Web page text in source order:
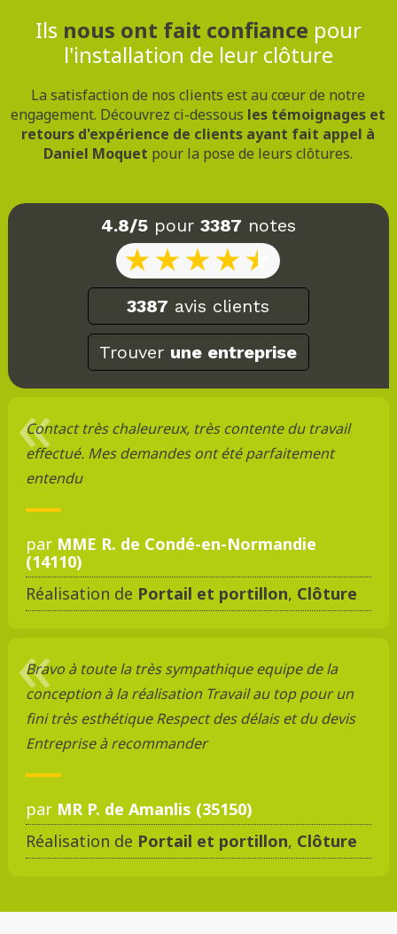
Ils nous ont fait confiance pour
l'installation de leur clôture
La satisfaction de nos clients est au cœur de notre
engagement. Découvrez ci-dessous les témoignages et
retours d'expérience de clients ayant fait appel à
Daniel Moquet pour la pose de leurs clôtures.
4.8/5pour 3387 notes
3387 avis clients
Trouver une entreprise
Contact très chaleureux, très contente du travail
effectué. Mes demandes ont été parfaitement
entendu
par MME R. de Condé-en-Normandie
(14110)
Réalisation de Portail et portillon, Clôture
Bravo à toute la très sympathique equipe de la
conception à la réalisation Travail au top pour un
fini très esthétique Respect des délais et du devis
Entreprise à recommander
par MR P. de Amanlis (35150)
Réalisation de Portail et portillon, Clôture